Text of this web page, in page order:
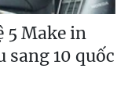
5 Make in
10 quốc